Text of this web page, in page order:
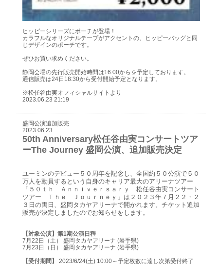
ヒッピーシリーズにポーチが登場！
カラフルなオリジナルテープがアクセントの、ヒッピーバッグと同
じデザインのポーチです。
ぜひお買い求めください。
静岡会場の先行販売開始時間は16:00からを予定しております。
通信販売は24日18:30から受付開始予定となります。
※松任谷由実オフィシャルサイトより
2023.06.23 21:19
盛岡公演追加販売
2023.06.23
50th Anniversary松任谷由実コンサートツア
ーThe Journey 盛岡公演、追加販売決定
ユーミンのデビュー５０周年を記念し、全国約５０公演で５０
万人を動員するという自身のキャリア最大のアリーナツアー
「５０ｔｈ Ａｎｎｉｖｅｒｓａｒｙ 松任谷由実コンサート
ツアー Ｔｈｅ Ｊｏｕｒｎｅｙ」は２０２３年７月２２・２
３日の両日、盛岡タカヤアリーナで開かれます。チケット追加
販売が決定しましたのでお知らせをします。
【対象公演】第1期公演日程
7月22日（土） 盛岡タカヤアリーナ (岩手県)
7月23日（日） 盛岡タカヤアリーナ (岩手県)
【受付期間】
2023/6/24(土) 10:00～予定枚数に達し次第受付終了